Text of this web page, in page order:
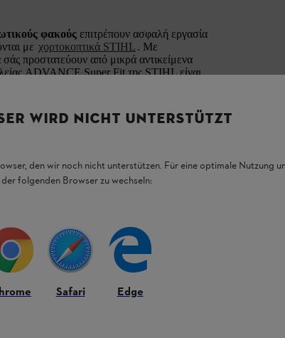
φακούς επιτρέπουν ασφαλή εργασία
με χορτοκοπτικά STIHL . Με
σάς προστατεύουν από μικρά αντικείμενα
ADVANCE Super Fit της STIHL είναι
από UV είναι διαθέσιμα με4
εσωτερικούς χώρους και σε χαμηλό
φως του ηλίου.
δάσος ή στην ομίχλη, για αυξημένη
κατά τη χρήση του λέιζερ STIHL 2-
του μηχανήματος STIHL σας.
WIRD NICHT UNTERSTÜTZT
den wir noch nicht unterstützen. Für eine optimale Nutzung
folgenden Browser zu wechseln:
Safari Edge